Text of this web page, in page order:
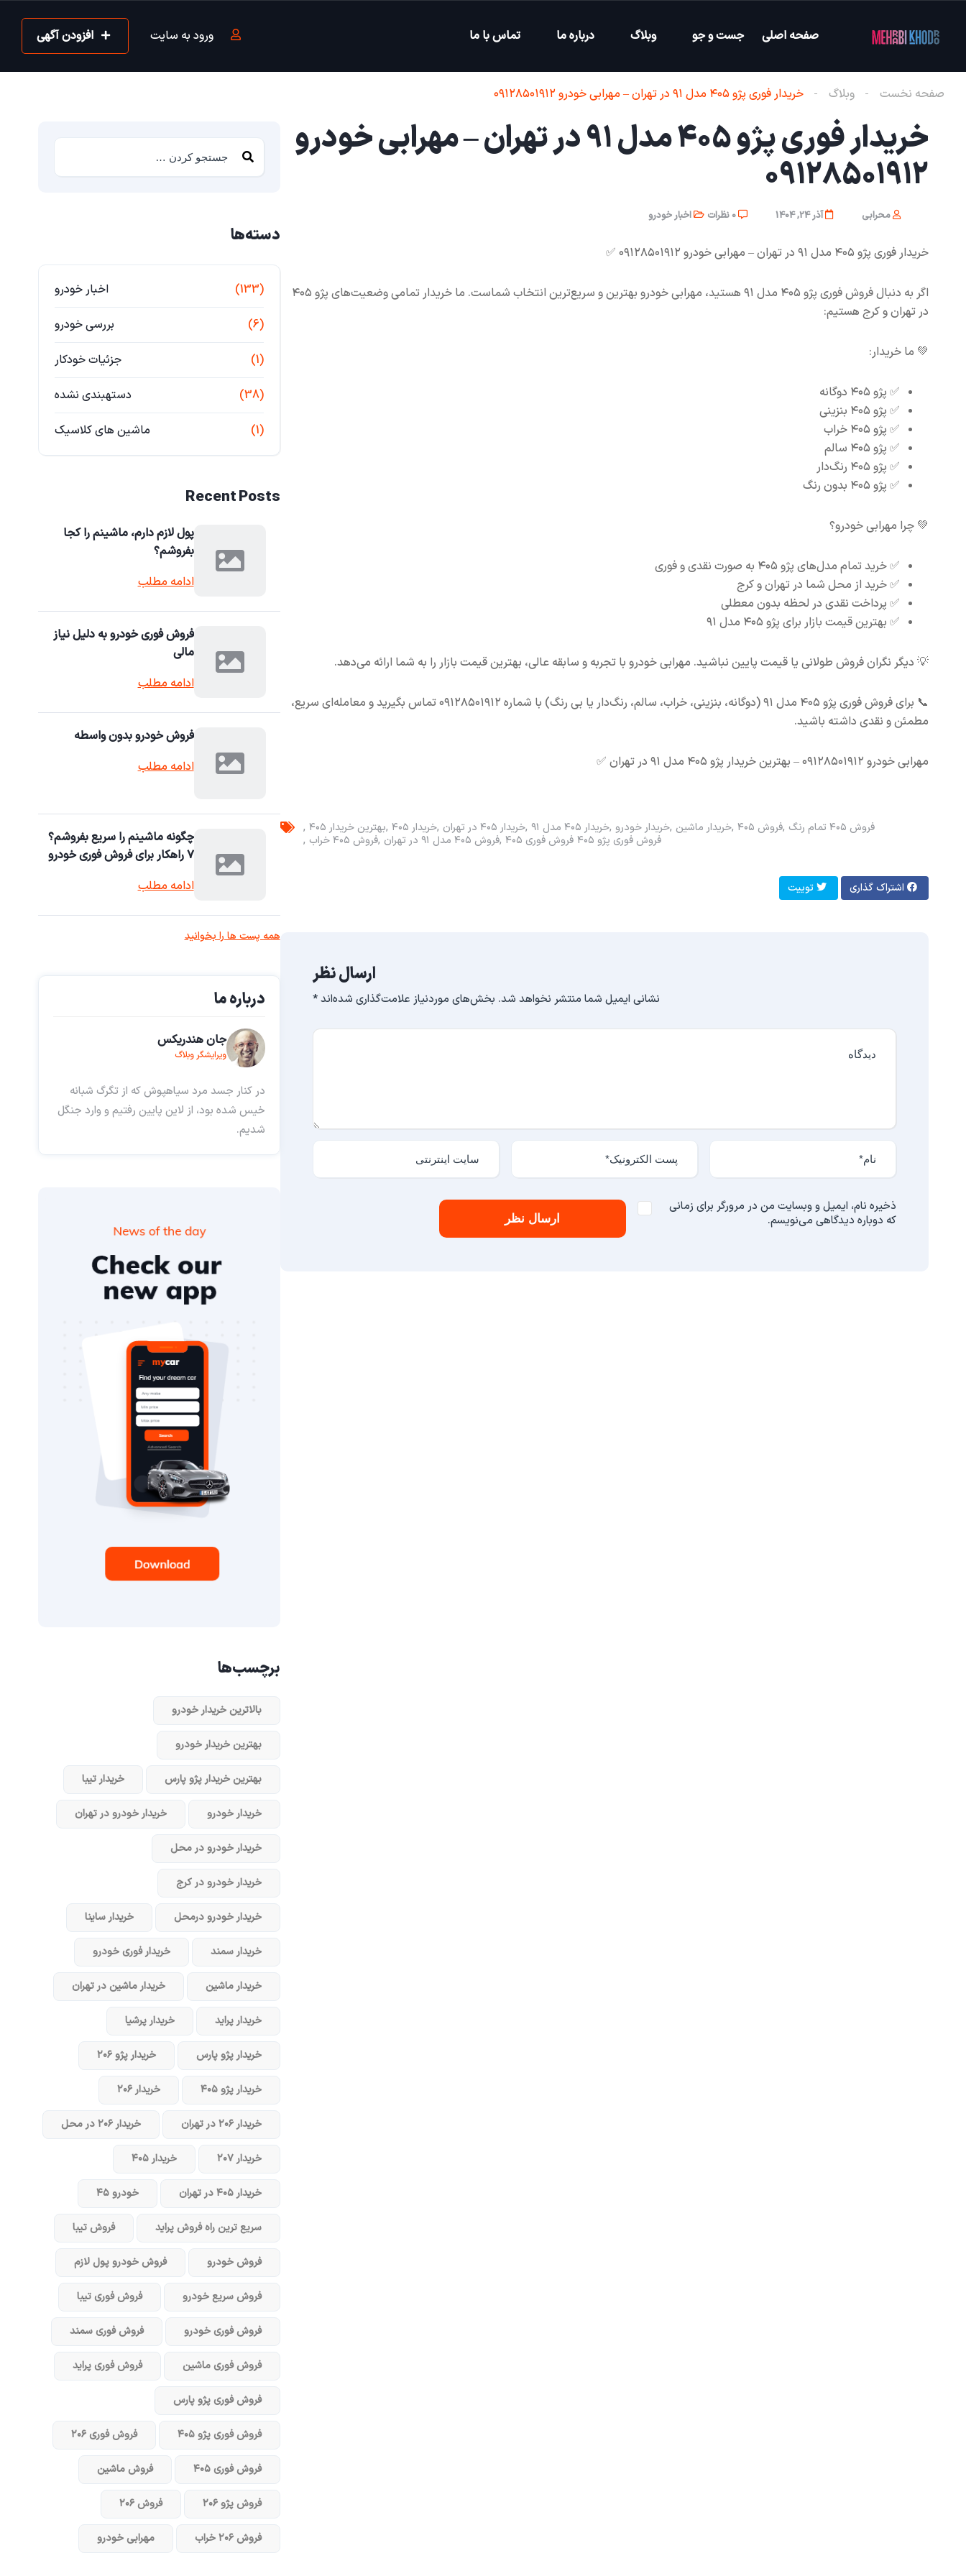
صفحه اصلی جست و جو وبلاگ درباره ما تماس با ما ورود به سایت افزودن آگهی
صفحه نخست وبلاگ خریدار فوری پژو ۴۰۵ مدل ۹۱ در تهران – مهرابی خودرو ۰۹۱۲۸۵۰۱۹۱۲
خریدار فوری پژو ۴۰۵ مدل ۹۱ در تهران – مهرابی خودرو
۰۹۱۲۸۵۰۱۹۱۲
محرابی آذر 24, 1404 0 نظرات اخبار خودرو
خریدار فوری پژو ۴۰۵ مدل ۹۱ در تهران – مهرابی خودرو ۰۹۱۲۸۵۰۱۹۱۲ ✅
اگر به دنبال فروش فوری پژو ۴۰۵ مدل ۹۱ هستید، مهرابی خودرو بهترین و سریع‌ترین انتخاب شماست. ما خریدار تمامی وضعیت‌های پژو ۴۰۵
در تهران و کرج هستیم:
💚 ما خریدار:
✅ پژو ۴۰۵ دوگانه
✅ پژو ۴۰۵ بنزینی
✅ پژو ۴۰۵ خراب
✅ پژو ۴۰۵ سالم
✅ پژو ۴۰۵ رنگ‌دار
✅ پژو ۴۰۵ بدون رنگ
💚 چرا مهرابی خودرو؟
✅ خرید تمام مدل‌های پژو ۴۰۵ به صورت نقدی و فوری
✅ خرید از محل شما در تهران و کرج
✅ پرداخت نقدی در لحظه بدون معطلی
✅ بهترین قیمت بازار برای پژو ۴۰۵ مدل ۹۱
💡 دیگر نگران فروش طولانی یا قیمت پایین نباشید. مهرابی خودرو با تجربه و سابقه عالی، بهترین قیمت بازار را به شما ارائه می‌دهد.
📞 برای فروش فوری پژو ۴۰۵ مدل ۹۱ (دوگانه، بنزینی، خراب، سالم، رنگ‌دار یا بی رنگ) با شماره ۰۹۱۲۸۵۰۱۹۱۲ تماس بگیرید و معامله‌ای سریع،
مطمئن و نقدی داشته باشید.
مهرابی خودرو ۰۹۱۲۸۵۰۱۹۱۲ – بهترین خریدار پژو ۴۰۵ مدل ۹۱ در تهران ✅
بهترین خریدار ۴۰۵ خریدار ۴۰۵ خریدار ۴۰۵ در تهران خریدار ۴۰۵ مدل ۹۱ خریدار خودرو خریدار ماشین فروش ۴۰۵
فروش ۴۰۵ تمام رنگ
فروش ۴۰۵ خراب
فروش ۴۰۵ مدل ۹۱ در تهران فروش فوری ۴۰۵ فروش فوری پژو ۴۰۵
اشتراک گذاری توییت
ارسال نظر
نشانی ایمیل شما منتشر نخواهد شد. بخش‌های موردنیاز علامت‌گذاری شده‌اند*
ذخیره نام، ایمیل و وبسایت من در مرورگر برای زمانی
که دوباره دیدگاهی می‌نویسم.
ارسال نظر
دسته‌ها
اخبار خودرو (133)
بررسی خودرو (6)
جزئیات خودکار (1)
دستهبندی نشده (38)
ماشین های کلاسیک (1)
Recent Posts
پول لازم دارم، ماشینم را کجا
بفروشم؟
ادامه مطلب
فروش فوری خودرو به دلیل نیاز
مالی
ادامه مطلب
فروش خودرو بدون واسطه
ادامه مطلب
چگونه ماشینم را سریع بفروشم؟
۷ راهکار برای فروش فوری خودرو
ادامه مطلب
همه پست ها را بخوانید
درباره ما
جان هندریکس
ویرایشگر وبلاگ
در کنار جسد مرد سیاهپوش که از تگرگ شبانه
خیس شده بود، از لاین پایین رفتیم و وارد جنگل
شدیم.
برچسب‌ها
بالاترین خریدار خودرو
بهترین خریدار خودرو
بهترین خریدار پژو پارس خریدار تیبا
خریدار خودرو خریدار خودرو در تهران
خریدار خودرو در محل
خریدار خودرو در کرج
خریدار خودرو در‌محل خریدار ساینا
خریدار سمند خریدار فوری خودرو
خریدار ماشین خریدار ماشین در تهران
خریدار پراید خریدار پرشیا
خریدار پژو پارس خریدار پژو ۲۰۶
خریدار پژو ۴۰۵ خریدار ۲۰۶
خریدار ۲۰۶ در تهران خریدار ۲۰۶ در محل
خریدار ۲۰۷ خریدار ۴۰۵
خریدار ۴۰۵ در تهران خودرو ۴۵
سریع ترین راه فروش پراید فروش تیبا
فروش خودرو فروش خودرو پول لازم
فروش سریع خودرو فروش فوری تیبا
فروش فوری خودرو فروش فوری سمند
فروش فوری ماشین فروش فوری پراید
فروش فوری پژو پارس
فروش فوری پژو ۴۰۵ فروش فوری ۲۰۶
فروش فوری ۴۰۵ فروش ماشین
فروش پژو ۲۰۶ فروش ۲۰۶
فروش ۲۰۶ خراب مهرابی خودرو